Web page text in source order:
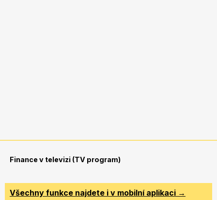
Finance v televizi (TV program)
Všechny funkce najdete i v mobilní aplikaci →